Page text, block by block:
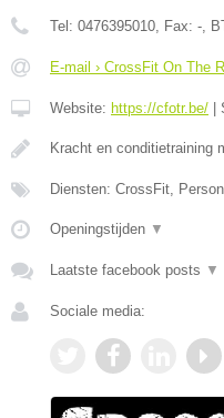
Tel: 0476395010, Fax: -,
E-mail › CrossFit On The
Website: https://cfotr.be/
Kracht en conditietraining
Diensten: CrossFit,
Openingstijden ▼
Laatste facebook posts ▼
Sociale media: